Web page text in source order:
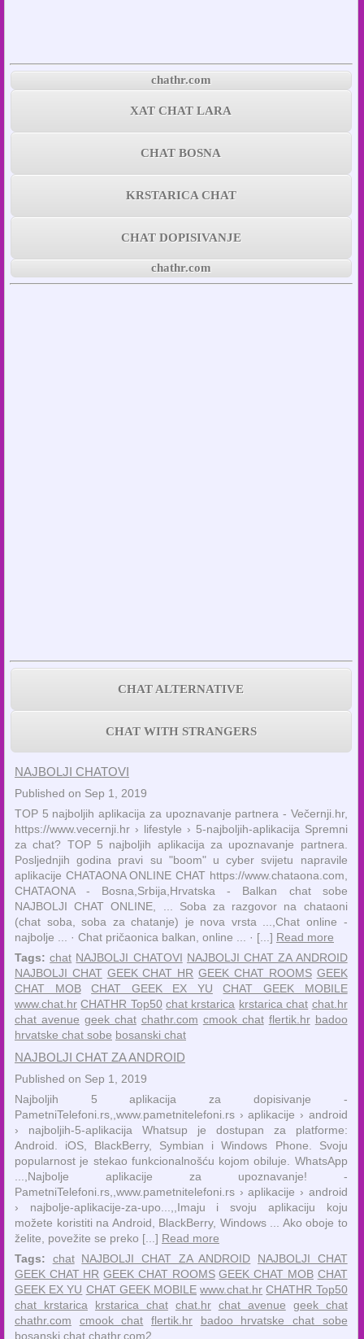
chathr.com
XAT CHAT LARA
CHAT BOSNA
KRSTARICA CHAT
CHAT DOPISIVANJE
chathr.com
CHAT ALTERNATIVE
CHAT WITH STRANGERS
NAJBOLJI CHATOVI
Published on Sep 1, 2019
TOP 5 najboljih aplikacija za upoznavanje partnera - Večernji.hr,
https://www.vecernji.hr › lifestyle › 5-najboljih-aplikacija Spremni
za chat? TOP 5 najboljih aplikacija za upoznavanje partnera.
Posljednjih godina pravi su "boom" u cyber svijetu napravile
aplikacije CHATAONA ONLINE CHAT https://www.chataona.com,
CHATAONA - Bosna,Srbija,Hrvatska - Balkan chat sobe
NAJBOLJI CHAT ONLINE, ... Soba za razgovor na chataoni
(chat soba, soba za chatanje) je nova vrsta ...,‎Chat online -
najbolje ... · ‎Chat pričaonica balkan, online ... · [...] Read more
Tags: chat NAJBOLJI CHATOVI NAJBOLJI CHAT ZA ANDROID
NAJBOLJI CHAT GEEK CHAT HR GEEK CHAT ROOMS GEEK
CHAT MOB
CHAT GEEK EX YU
CHAT GEEK MOBILE
www.chat.hr CHATHR Top50 chat krstarica krstarica chat chat.hr
chat avenue geek chat chathr.com cmook chat flertik.hr badoo
hrvatske chat sobe bosanski chat
NAJBOLJI CHAT ZA ANDROID
Published on Sep 1, 2019
Najboljih 5 aplikacija za dopisivanje -
PametniTelefoni.rs,,www.pametnitelefoni.rs › aplikacije › android
› najboljih-5-aplikacija Whatsup je dostupan za platforme:
Android. iOS, BlackBerry, Symbian i Windows Phone. Svoju
popularnost je stekao funkcionalnošću kojom obiluje. WhatsApp
...,Najbolje aplikacije za upoznavanje! -
PametniTelefoni.rs,,www.pametnitelefoni.rs › aplikacije › android
› najbolje-aplikacije-za-upo...,,Imaju i svoju aplikaciju koju
možete koristiti na Android, BlackBerry, Windows ... Ako oboje to
želite, povežite se preko [...] Read more
Tags:
chat NAJBOLJI CHAT ZA ANDROID
NAJBOLJI CHAT
GEEK CHAT HR GEEK CHAT ROOMS GEEK CHAT MOB CHAT
GEEK EX YU CHAT GEEK MOBILE www.chat.hr CHATHR Top50
chat krstarica
krstarica chat chat.hr chat avenue
geek chat
chathr.com
cmook chat flertik.hr
badoo hrvatske chat sobe
bosanski chat chathr.com2